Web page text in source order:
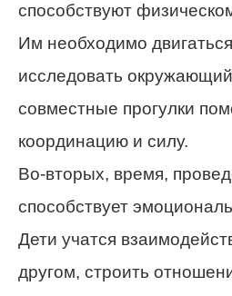
способствуют
Им необходимо
исследовать
совместные прогулки
координацию и силу.
Во-вторых, время,
способствует
Дети учатся
другом, строить